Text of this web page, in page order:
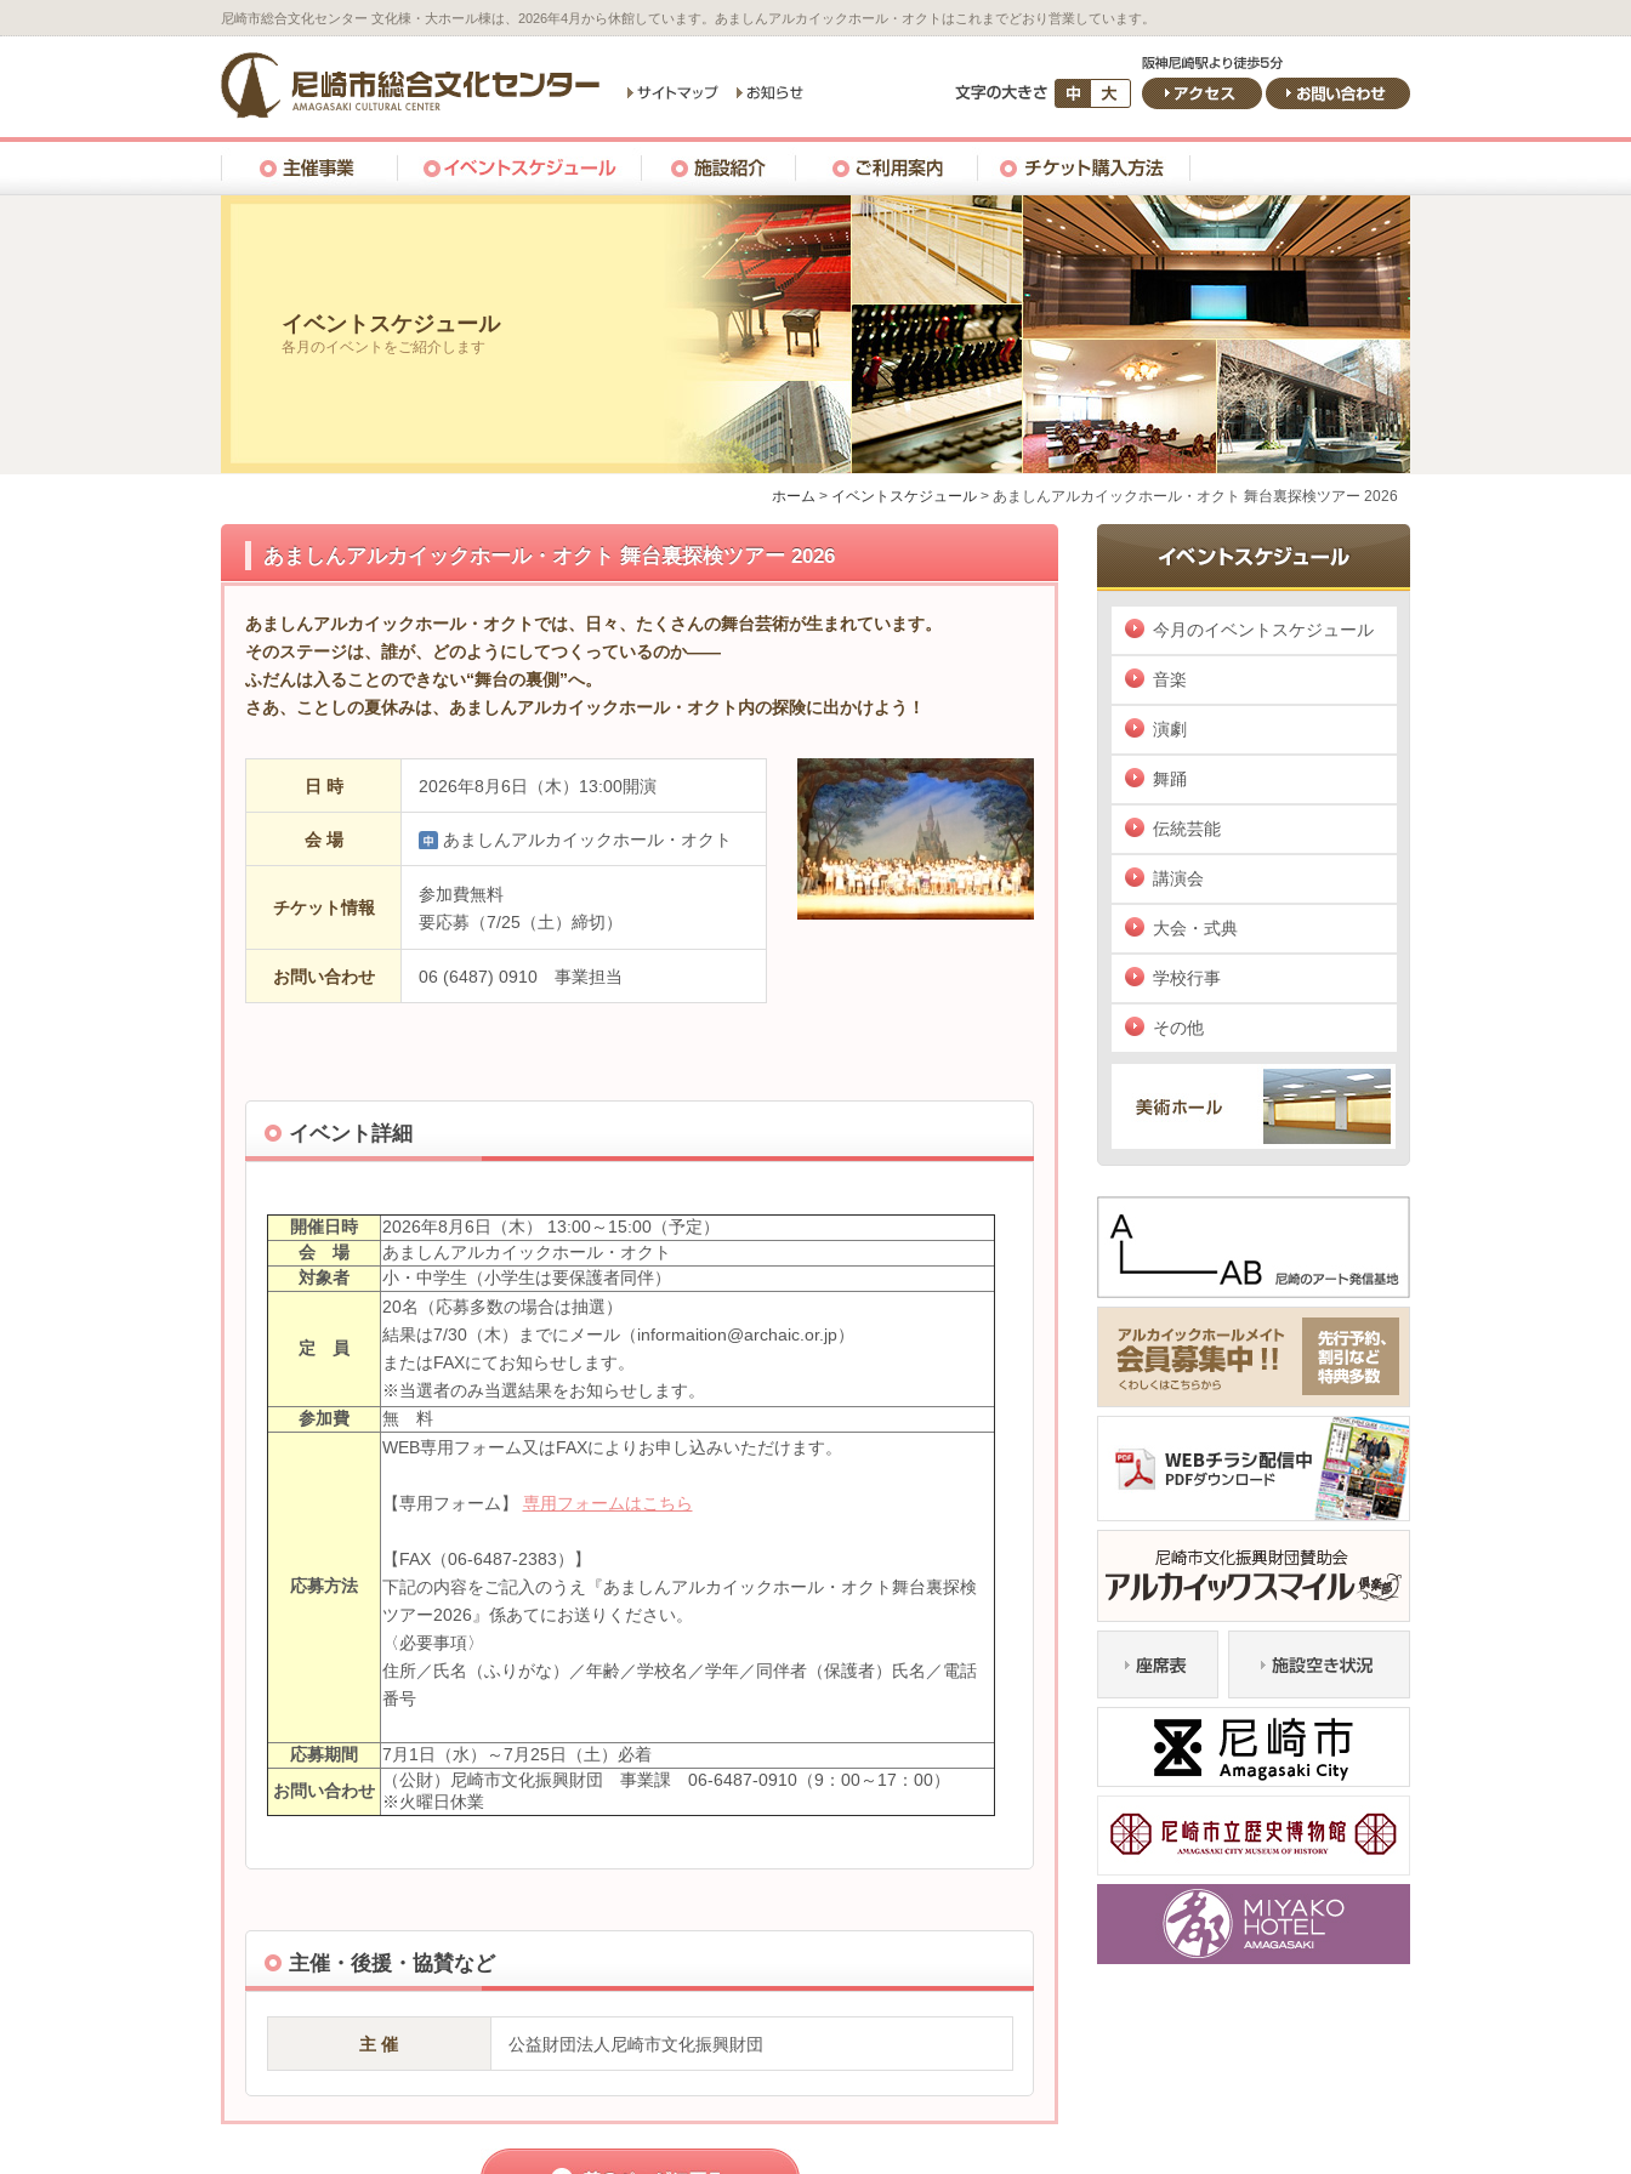
尼崎市総合文化センター 文化棟・大ホール棟は、2026年4月から休館しています。あましんアルカイックホール・オクトはこれまでどおり営業しています。
イベントスケジュール
各月のイベントをご紹介します
ホーム > イベントスケジュール > あましんアルカイックホール・オクト 舞台裏探検ツアー 2026
あましんアルカイックホール・オクト 舞台裏探検ツアー 2026
あましんアルカイックホール・オクトでは、日々、たくさんの舞台芸術が生まれています。
そのステージは、誰が、どのようにしてつくっているのか——
ふだんは入ることのできない“舞台の裏側”へ。
さあ、ことしの夏休みは、あましんアルカイックホール・オクト内の探険に出かけよう！
日 時 2026年8月6日（木）13:00開演
会 場 あましんアルカイックホール・オクト
チケット情報
参加費無料
要応募（7/25（土）締切）
お問い合わせ 06 (6487) 0910 事業担当
イベント詳細
開催日時
2026年8月6日（木） 13:00～15:00（予定）
会 場
あましんアルカイックホール・オクト
対象者
小・中学生（小学生は要保護者同伴）
定 員
20名（応募多数の場合は抽選）
結果は7/30（木）までにメール（informaition@archaic.or.jp）
またはFAXにてお知らせします。
※当選者のみ当選結果をお知らせします。
参加費
無 料
応募方法
WEB専用フォーム又はFAXによりお申し込みいただけます。
【専用フォーム】 専用フォームはこちら
【FAX（06-6487-2383）】
下記の内容をご記入のうえ『あましんアルカイックホール・オクト舞台裏探検
ツアー2026』係あてにお送りください。
〈必要事項〉
住所／氏名（ふりがな）／年齢／学校名／学年／同伴者（保護者）氏名／電話
番号
応募期間
7月1日（水）～7月25日（土）必着
お問い合わせ
（公財）尼崎市文化振興財団 事業課 06-6487-0910（9：00～17：00）
※火曜日休業
主催・後援・協賛など
主 催 公益財団法人尼崎市文化振興財団
今月のイベントスケジュール
音楽
演劇
舞踊
伝統芸能
講演会
大会・式典
学校行事
その他